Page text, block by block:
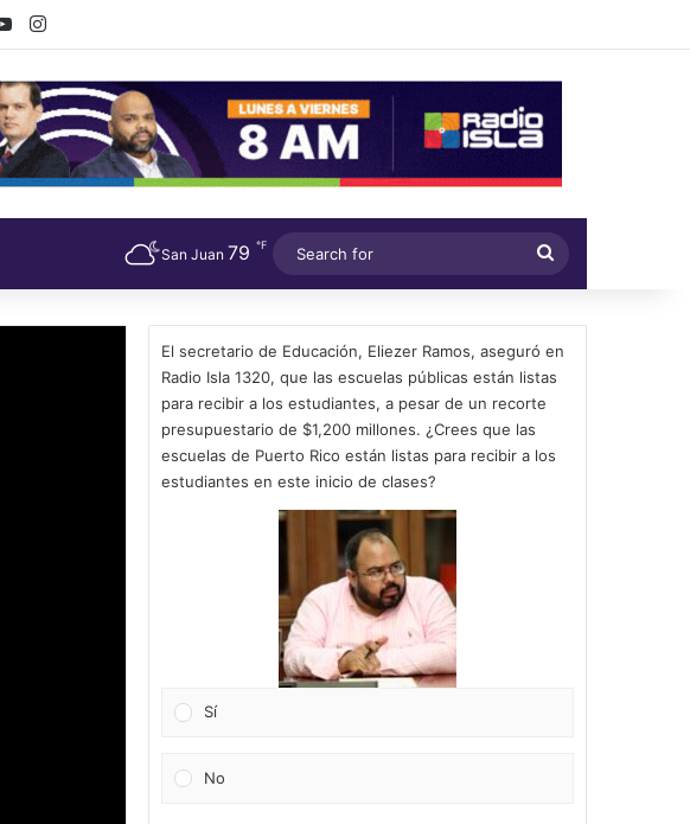
YouTubeInstagram
San Juan 79 ℉
for
El secretario de Educación, Eliezer Ramos, aseguró en
Radio Isla 1320, que las escuelas públicas están listas
para recibir a los estudiantes, a pesar de un recorte
presupuestario de $1,200 millones. ¿Crees que las
escuelas de Puerto Rico están listas para recibir a los
estudiantes en este inicio de clases?
Sí
No